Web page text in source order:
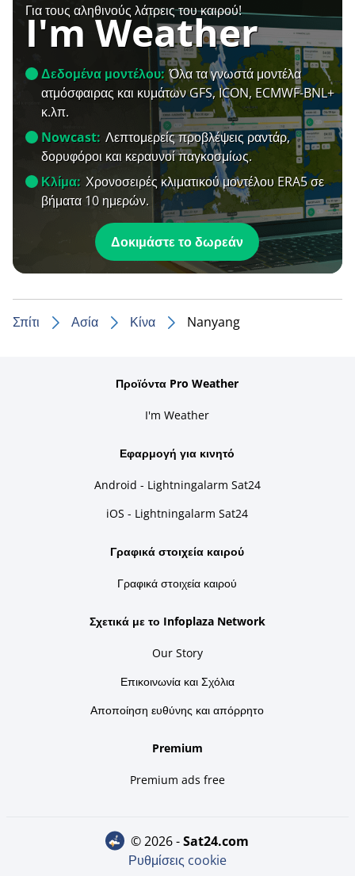
Για τους αληθινούς λάτρεις του καιρού!
I'm Weather
Δεδομένα μοντέλου: Όλα τα γνωστά μοντέλα
ατμόσφαιρας και κυμάτων GFS, ICON, ECMWF-BNL+
κ.λπ.
Nowcast: Λεπτομερείς προβλέψεις ραντάρ,
δορυφόροι και κεραυνοί παγκοσμίως.
Κλίμα: Χρονοσειρές κλιματικού μοντέλου ERA5 σε
βήματα 10 ημερών.
Δοκιμάστε το δωρεάν
Σπίτι Ασία Κίνα Nanyang
Προϊόντα Pro Weather
I'm Weather
Εφαρμογή για κινητό
Android - Lightningalarm Sat24
iOS - Lightningalarm Sat24
Γραφικά στοιχεία καιρού
Γραφικά στοιχεία καιρού
Σχετικά με το Infoplaza Network
Our Story
Επικοινωνία και Σχόλια
Αποποίηση ευθύνης και απόρρητο
Premium
Premium ads free
© 2026 - sat24.com
Ρυθμίσεις cookie